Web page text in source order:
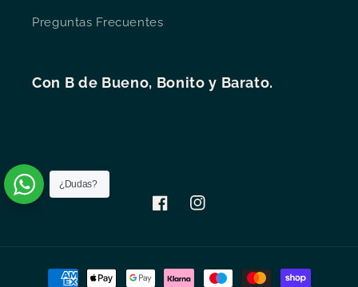
Preguntas Frecuentes
Con B de Bueno, Bonito y Barato.
FacebookInstagram
Formas
¿Dudas?